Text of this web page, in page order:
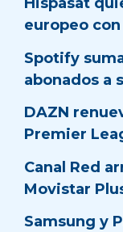
Hispasat
europeo con
Spotify
abonados a
DAZN
Premier
Canal Red
Movistar
Samsung y